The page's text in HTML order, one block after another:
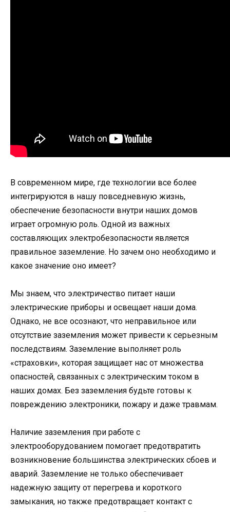
В современном мире, где технологии все более
интегрируются в нашу повседневную жизнь,
обеспечение безопасности внутри наших домов
играет огромную роль. Одной из важных
составляющих электробезопасности является
правильное заземление. Но зачем оно необходимо и
какое значение оно имеет?
Мы знаем, что электричество питает наши
электрические приборы и освещает наши дома.
Однако, не все осознают, что неправильное или
отсутствие заземления может привести к серьезным
последствиям. Заземление выполняет роль
«страховки», которая защищает нас от множества
опасностей, связанных с электрическим током в
наших домах. Без заземления будьте готовы к
повреждению электроники, пожару и даже травмам.
Наличие заземления при работе с
электрооборудованием помогает предотвратить
возникновение большинства электрических сбоев и
аварий. Заземление не только обеспечивает
надежную защиту от перегрева и короткого
замыкания, но также предотвращает контакт с